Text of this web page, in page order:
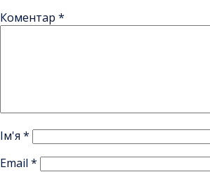
Коментар *
Ім'я *
Email *